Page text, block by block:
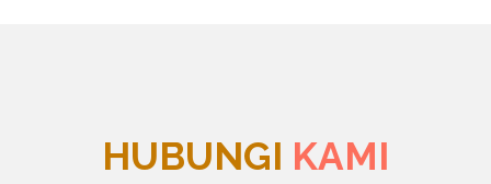
HUBUNGI KAMI